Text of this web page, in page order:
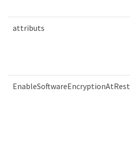
attributs
EnableSoftwareEncryptionAtRest